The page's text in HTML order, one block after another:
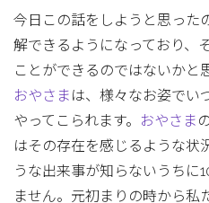
今日この話をしようと思った
解できるようになっており、
ことができるのではないかと
おやさま は、様々なお姿でい
やってこられます。
おやさま
はその存在を感じるような状
うな出来事が知らないうちに
ません。元初まりの時から私